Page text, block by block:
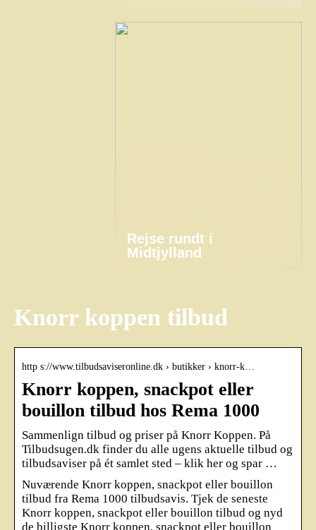
Rejse rundt i
Midtjylland
Knorr koppen tilbud
http s://www.tilbudsaviseronline.dk › butikker › knorr-k…
Knorr koppen, snackpot eller
bouillon tilbud hos Rema 1000
Sammenlign tilbud og priser på Knorr Koppen. På
Tilbudsugen.dk finder du alle ugens aktuelle tilbud og
tilbudsaviser på ét samlet sted – klik her og spar …
Nuværende Knorr koppen, snackpot eller bouillon
tilbud fra Rema 1000 tilbudsavis. Tjek de seneste
Knorr koppen, snackpot eller bouillon tilbud og nyd
de billigste Knorr koppen, snackpot eller bouillon